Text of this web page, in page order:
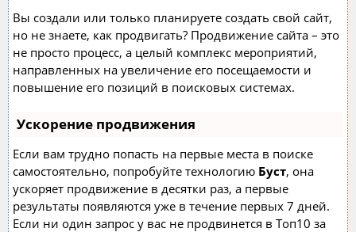
Вы создали или только планируете создать свой сайт,
но не знаете, как продвигать? Продвижение сайта – это
не просто процесс, а целый комплекс мероприятий,
направленных на увеличение его посещаемости и
повышение его позиций в поисковых системах.
Ускорение продвижения
Если вам трудно попасть на первые места в поиске
самостоятельно, попробуйте технологию Буст, она
ускоряет продвижение в десятки раз, а первые
результаты появляются уже в течение первых 7 дней.
Если ни один запрос у вас не продвинется в Топ10 за